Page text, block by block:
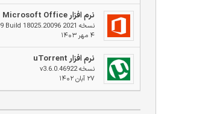
نرم افزار Microsoft Office
نسخه 2021 VL v2409 Build 18025.20096
۴ مهر ۱۴۰۳
نرم افزار uTorrent
نسخه v3.6.0.46922
۲۷ آبان ۱۴۰۲